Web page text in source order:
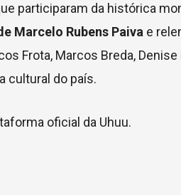
participaram da histórica
Marcelo Rubens Paiva e
Frota, Marcos Breda, Denise
cultural do país.
oficial da Uhuu.